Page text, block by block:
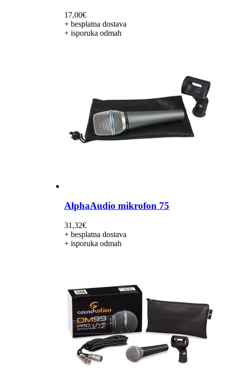
17,00€
+ besplatna dostava
+ isporuka odmah
AlphaAudio mikrofon 75
31,32€
+ besplatna dostava
+ isporuka odmah